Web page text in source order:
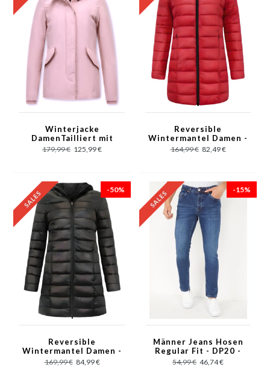
Winterjacke
DamenTailliert mit
Kapuze - Rosa
179,99 € 125,99 €
Reversible
Wintermantel Damen -
2161-R - Rot
164,99 € 82,49 €
-50%
Reversible
Wintermantel Damen -
2161/62 - Schwarz
169,99 € 84,99 €
-15%
Männer Jeans Hosen
Regular Fit - DP20 -
Blau
54,99 € 46,74 €